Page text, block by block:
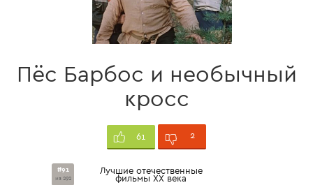
Пёс Барбос и необычный
кросс
61 2
#91
из 292
Лучшие отечественные
фильмы XX века